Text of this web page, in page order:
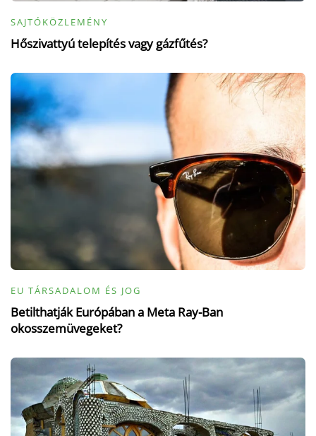
SAJTÓKÖZLEMÉNY
Hőszivattyú telepítés vagy gázfűtés?
EU TÁRSADALOM ÉS JOG
Betilthatják Európában a Meta Ray-Ban
okosszemüvegeket?